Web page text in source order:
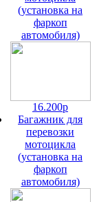
(установка на
фаркоп
автомобиля)
16.200р
Багажник для
перевозки
мотоцикла
(установка на
фаркоп
автомобиля)